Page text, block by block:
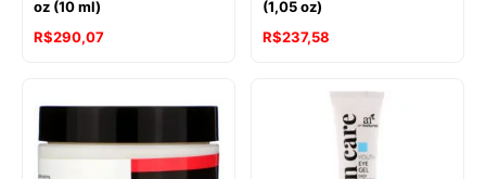
oz (10 ml)
R$290,07
(1,05 oz)
R$237,58